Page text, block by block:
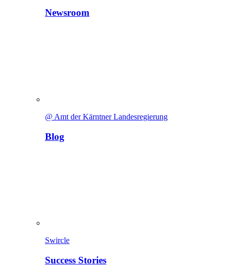
Newsroom
@ Amt der Kärntner Landesregierung
Blog
Swircle
Success Stories